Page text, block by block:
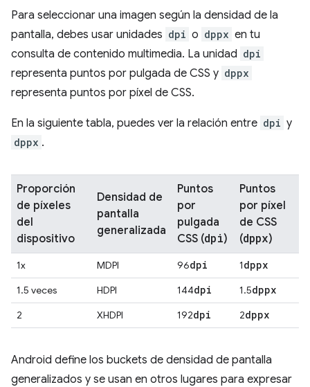
Para seleccionar una imagen según la densidad de la
pantalla, debes usar unidades dpi o dppx en tu
consulta de contenido multimedia. La unidad dpi
representa puntos por pulgada de CSS y dppx
representa puntos por píxel de CSS.
En la siguiente tabla, puedes ver la relación entre dpi y
dppx .
Proporción
de píxeles
del
dispositivo
Densidad de
pantalla
generalizada
Puntos
por
pulgada
CSS (dpi)
Puntos
por píxel
de CSS
(dppx)
1x MDPI 96dpi 1dppx
1.5 veces HDPI 144dpi 1.5dppx
2 XHDPI 192dpi 2dppx
Android define los buckets de densidad de pantalla
generalizados y se usan en otros lugares para expresar